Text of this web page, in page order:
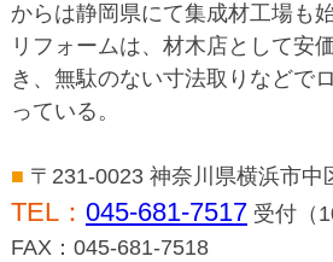
からは静岡県にて集成材工場も始
リフォームは、材木店として安
き、無駄のない寸法取りなどで
っている。
■ 〒231-0023 神奈川県横浜市中
TEL： 045-681-7517 受付（
FAX：045-681-7518